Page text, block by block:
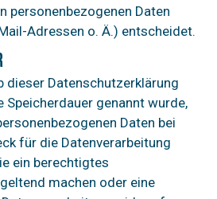
personenbezogenen Daten
Adressen o. Ä.) entscheidet.
dieser Datenschutzerklärung
Speicherdauer genannt wurde,
Daten bei
für die Datenverarbeitung
ein berechtigtes
machen oder eine